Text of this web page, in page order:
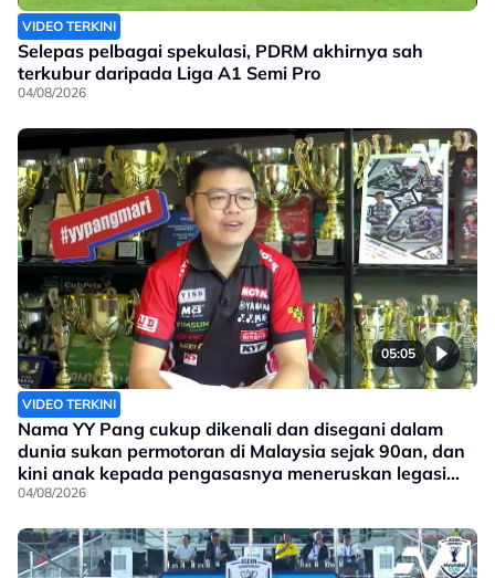
VIDEO TERKINI
Selepas pelbagai spekulasi, PDRM akhirnya sah
terkubur daripada Liga A1 Semi Pro
04/08/2026
05:05
VIDEO TERKINI
Nama YY Pang cukup dikenali dan disegani dalam
dunia sukan permotoran di Malaysia sejak 90an, dan
kini anak kepada pengasasnya meneruskan legasi
yang telah ditinggalkan
04/08/2026